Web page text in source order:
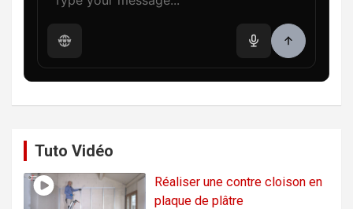
Tuto Vidéo
Réaliser une contre cloison en
plaque de plâtre